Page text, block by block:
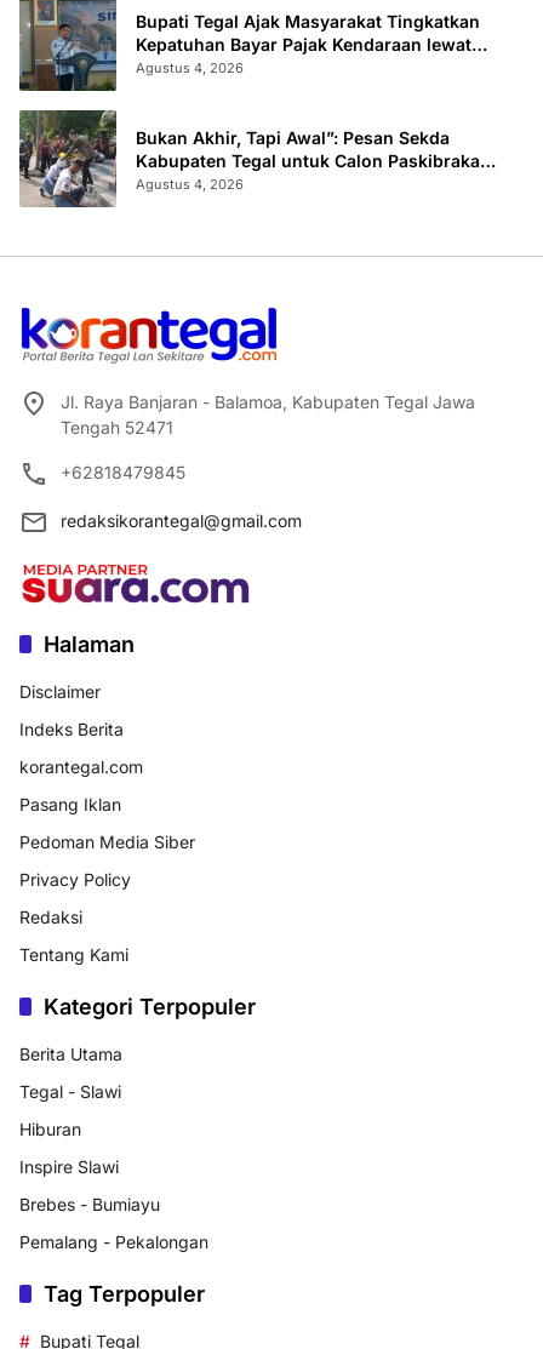
Bupati Tegal Ajak Masyarakat Tingkatkan
Kepatuhan Bayar Pajak Kendaraan lewat
“TULUS NGOPENI”
Agustus 4, 2026
Bukan Akhir, Tapi Awal”: Pesan Sekda
Kabupaten Tegal untuk Calon Paskibraka
2026
Agustus 4, 2026
Jl. Raya Banjaran - Balamoa, Kabupaten Tegal Jawa
Tengah 52471
+62818479845
redaksikorantegal@gmail.com
Halaman
Disclaimer
Indeks Berita
korantegal.com
Pasang Iklan
Pedoman Media Siber
Privacy Policy
Redaksi
Tentang Kami
Kategori Terpopuler
Berita Utama
Tegal - Slawi
Hiburan
Inspire Slawi
Brebes - Bumiayu
Pemalang - Pekalongan
Tag Terpopuler
Bupati Tegal